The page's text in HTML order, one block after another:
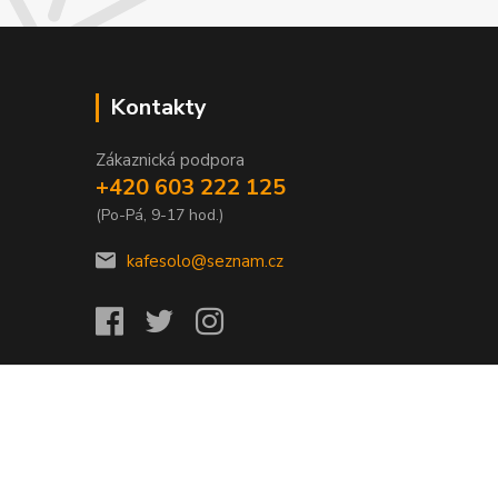
Kontakty
Zákaznická podpora
+420 603 222 125
(Po-Pá, 9-17 hod.)
kafesolo@seznam.cz